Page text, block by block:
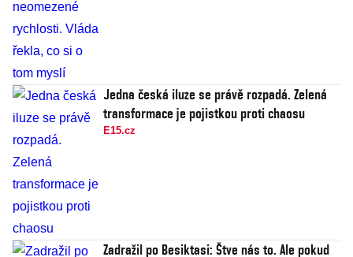
Jedna česká iluze se právě rozpadá. Zelená
transformace je pojistkou proti chaosu
E15.cz
Zadražil po Besiktasi: Štve nás to. Ale pokud